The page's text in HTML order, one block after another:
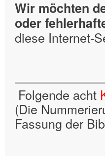
Wir möchten
oder
diese Internet-
Folgende acht
(Die
Fassung der